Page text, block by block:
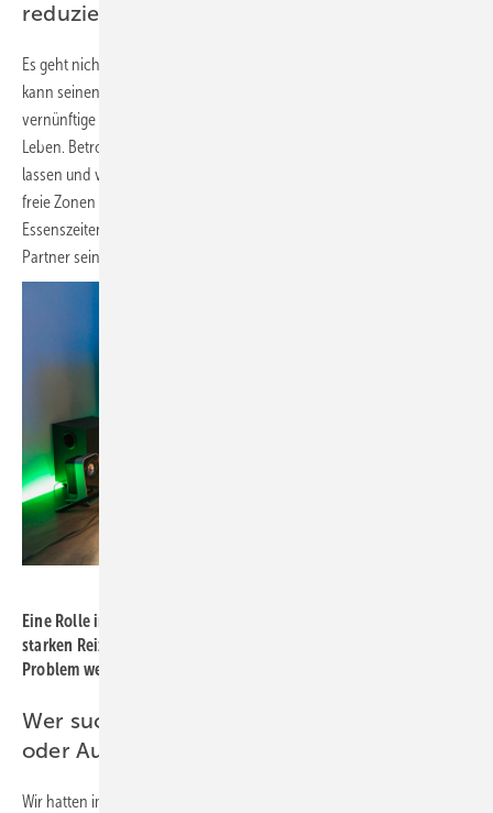
reduzieren?
Es geht nicht darum, komplett auf digitale Medien zu ­verzichten. Man
kann seinen Medienkonsum nicht auf Null reduzieren. Es geht um eine
vernünftige Balance zwischen der Mediennutzung und dem richtigen
Leben. Betroffene können das Handy einfach in einem anderen Raum
lassen und versuchen, das auszuhalten. Es hilft auch Smartphone-
freie Zonen zu schaffen. Auf der Baustelle und auch zu Hause.
Essenszeiten sollten Gemeinschaftszeiten mit der Familie oder dem
Partner sein – ohne Handy.
Eine Rolle in einem Computerspiel anzunehmen kann einen
starken Reiz ausüben. Das muss nicht zwingend zu einem
Problem werden. Das richtige Maß ist entscheidend.
Wer sucht bei Ihnen Rat? Eltern, Betroffene
oder Ausbilder?
Wir hatten im vergangenen Jahr etwa 60 Menschen mit